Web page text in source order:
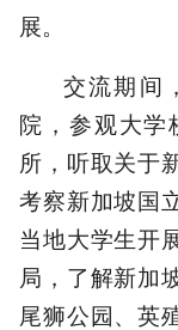
展。
交流期间
院，参观大学
所，听取关于
考察新加坡国
当地大学生开
局，了解新加
尾狮公园、英